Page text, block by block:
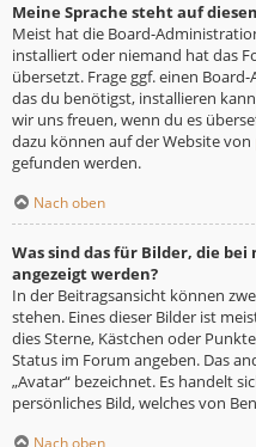
Meine Sprache steht auf
Meist hat die Board-
installiert oder niemand hat das
übersetzt. Frage ggf. einen
das du benötigst, installieren
wir uns freuen, wenn du es
dazu können auf der Website von
gefunden werden.
Nach oben
Was sind das für Bilder, die
angezeigt werden?
In der Beitragsansicht können
stehen. Eines dieser Bilder ist
dies Sterne, Kästchen oder
Status im Forum angeben. Das
„Avatar“ bezeichnet. Es handelt
persönliches Bild, welches von
Nach oben